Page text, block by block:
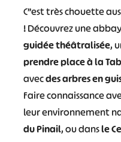
C”est très chouette
! Découvrez une
guidée théâtralisée,
prendre place à la
avecdes arbres en
Faire connaissance
leur environnement
du Pinail, ou dansle